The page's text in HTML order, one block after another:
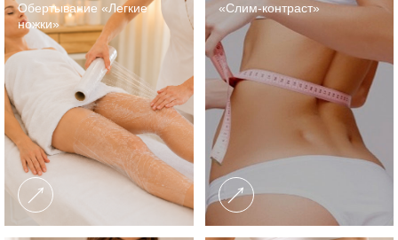
Обертывание «Легкие
ножки»
«Слим-контраст»